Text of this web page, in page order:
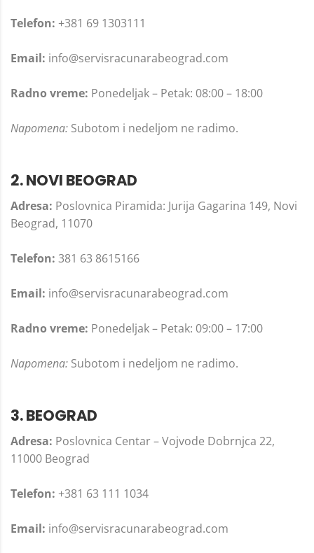
Telefon: +381 69 1303111
Email: info@servisracunarabeograd.com
Radno vreme: Ponedeljak – Petak: 08:00 – 18:00
Napomena: Subotom i nedeljom ne radimo.
2. NOVI BEOGRAD
Adresa: Poslovnica Piramida: Jurija Gagarina 149, Novi
Beograd, 11070
Telefon: 381 63 8615166
Email: info@servisracunarabeograd.com
Radno vreme: Ponedeljak – Petak: 09:00 – 17:00
Napomena: Subotom i nedeljom ne radimo.
3. BEOGRAD
Adresa: Poslovnica Centar – Vojvode Dobrnjca 22,
11000 Beograd
Telefon: +381 63 111 1034
Email: info@servisracunarabeograd.com